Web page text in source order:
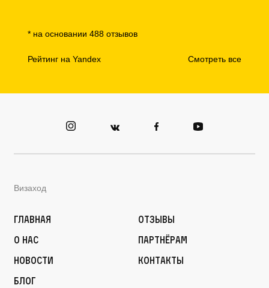
Рейтинг на Yandex Смотреть все
* на основании 488 отзывов
Визаход
Главная
О нас
Новости
Блог
Отзывы
Партнёрам
Контакты